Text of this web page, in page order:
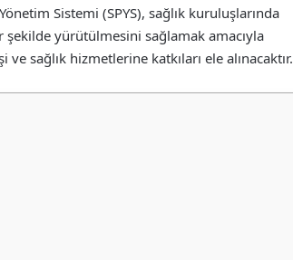
Sistemi (SPYS), sağlık kuruluşlarında
yürütülmesini sağlamak amacıyla
sağlık hizmetlerine katkıları ele alınacaktır.